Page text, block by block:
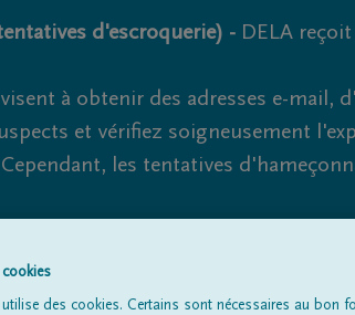
d'escroquerie) - DELA
à obtenir des adresses e-
et vérifiez soigneusement
les tentatives
Tous les avis de décès À propos de
des cookies. Certains sont nécessaires au bon